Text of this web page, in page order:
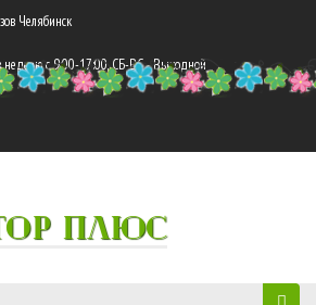
Челябинск
неделю с 9:00-17:00, СБ-ВС - Выходной
ПЛЮС